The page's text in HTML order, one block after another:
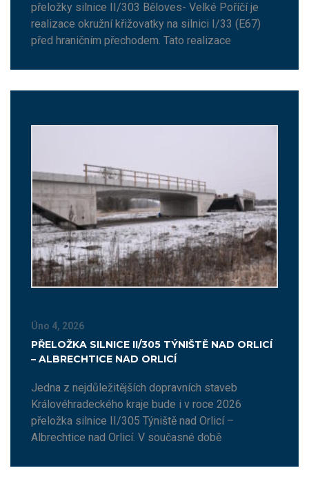
přeložky silnice II/303 Běloves- Velké Poříčí je
realizace okružní křižovatky na silnici I/33 (E67)
před hraničním přechodem. Tato realizace
PŘELOŽKA SILNICE II/305 TÝNIŠTĚ NAD ORLICÍ
– ALBRECHTICE NAD ORLICÍ
Jedna z nejdůležitějších dopravních staveb
Královéhradeckého kraje bude i v roce 2026
přeložka silnice II/305 Týniště nad Orlicí –
Albrechtice nad Orlicí. V současné době
Úno 4, 2026